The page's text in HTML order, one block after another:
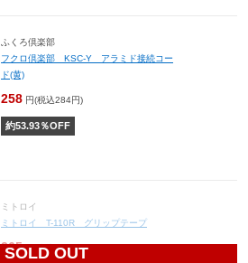
ふくろ倶楽部
フクロ倶楽部 KSC-Y アラミド接続コー
ド(黄)
258 円(税込284円)
約53.93％OFF
SOLD OUT
ミトロイ
ミトロイ T-110R グリップテープ
265円(税込292円)